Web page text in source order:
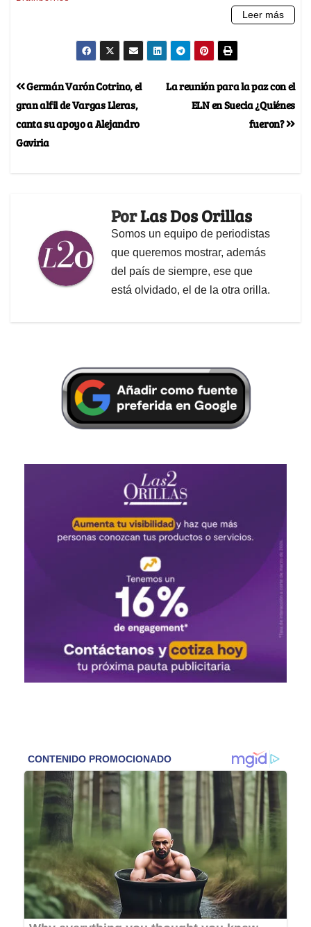
La reunión para la paz con el
ELN en Suecia ¿Quiénes
fueron?
Germán Varón Cotrino, el
gran alfil de Vargas Lleras,
canta su apoyo a Alejandro
Gaviria
PorLas Dos Orillas
Somos un equipo de periodistas
que queremos mostrar, además
del país de siempre, ese que
está olvidado, el de la otra orilla.